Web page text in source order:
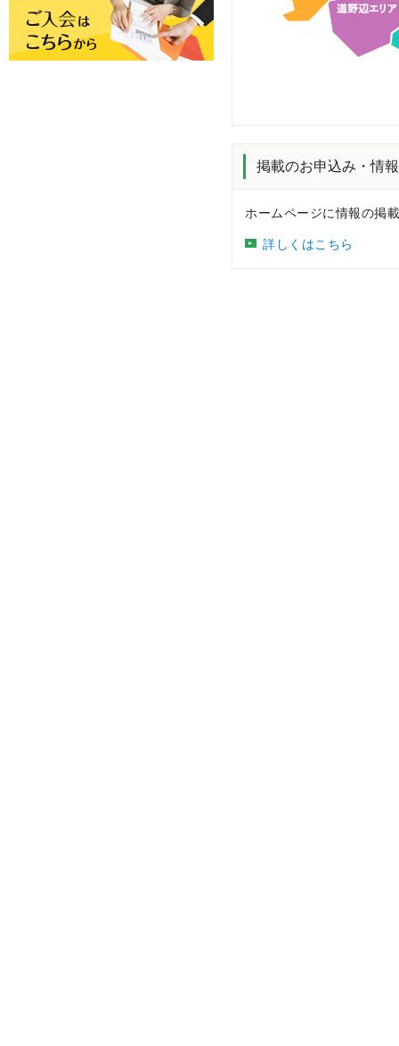
掲載のお申込み・情
ホームページに情報の掲
詳しくはこちら